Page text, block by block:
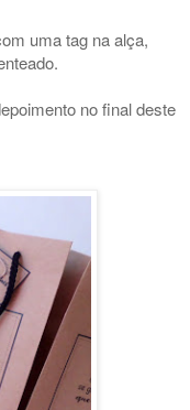
uma tag na alça,
no final deste